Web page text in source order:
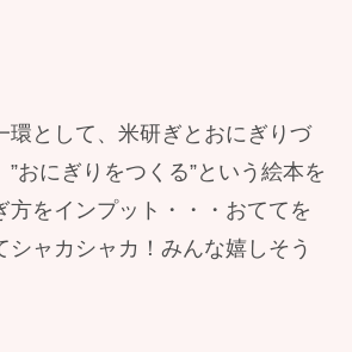
環として、米研ぎとおにぎりづ
”おにぎりをつくる”という絵本を
方をインプット・・・おててを
シャカシャカ！みんな嬉しそう